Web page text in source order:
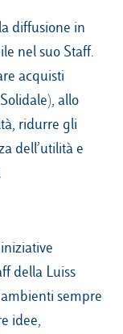
diffusione in
nel suo Staff.
acquisti
allo
ridurre gli
dell’utilità e
della Luiss
sempre
idee,